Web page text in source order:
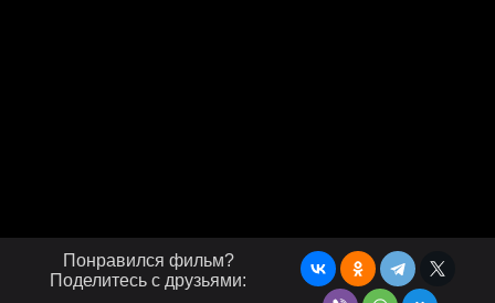
Понравился фильм?
Поделитесь с друзьями: